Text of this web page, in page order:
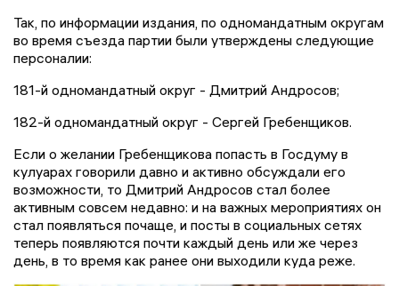
Так, по информации издания, по одномандатным округам
во время съезда партии были утверждены следующие
персоналии:
181-й одномандатный округ - Дмитрий Андросов;
182-й одномандатный округ - Сергей Гребенщиков.
Если о желании Гребенщикова попасть в Госдуму в
кулуарах говорили давно и активно обсуждали его
возможности, то Дмитрий Андросов стал более
активным совсем недавно: и на важных мероприятиях он
стал появляться почаще, и посты в социальных сетях
теперь появляются почти каждый день или же через
день, в то время как ранее они выходили куда реже.